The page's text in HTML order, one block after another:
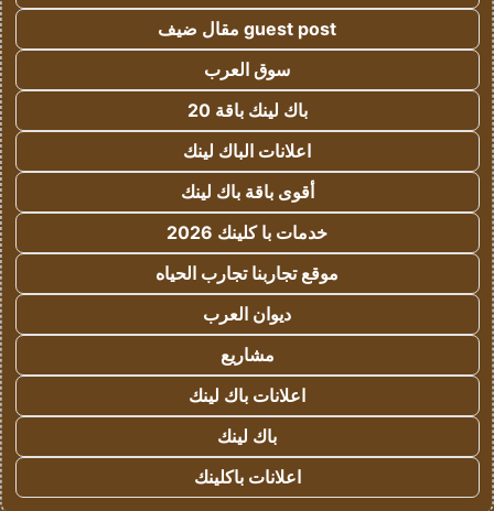
guest post مقال ضيف
سوق العرب
باك لينك باقة 20
اعلانات الباك لينك
أقوى باقة باك لينك
خدمات با كلينك 2026
موقع تجاربنا تجارب الحياه
ديوان العرب
مشاريع
اعلانات باك لينك
باك لينك
اعلانات باكلينك